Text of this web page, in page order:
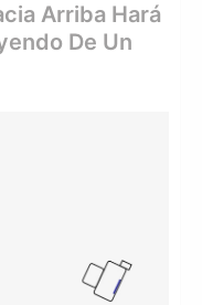
Arriba Hará
De Un